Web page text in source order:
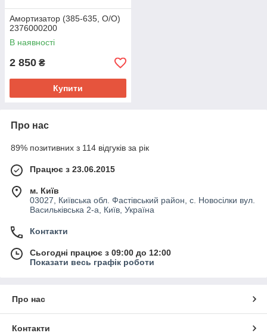
Амортизатор (385-635, O/O)
2376000200
В наявності
2 850 ₴
Купити
Про нас
89% позитивних з 114 відгуків за рік
Працює з 23.06.2015
м. Київ
03027, Київська обл. Фастівський район, с. Новосілки вул.
Васильківська 2-а, Київ, Україна
Контакти
Сьогодні працює з 09:00 до 12:00
Показати весь графік роботи
Про нас
Контакти